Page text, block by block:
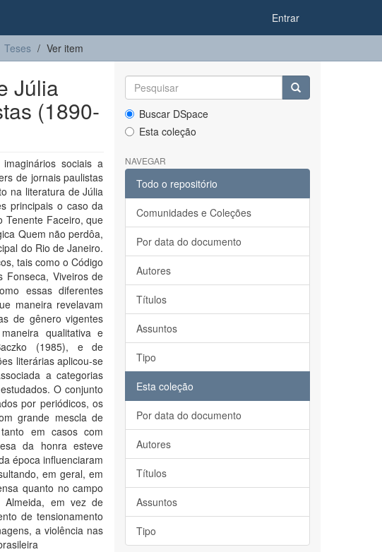
Entrar
Teses Ver item
Júlia
(1890-
sociais a
de jornais paulistas
na literatura de Júlia
principais o caso da
Tenente Faceiro, que
Quem não perdôa,
do Rio de Janeiro.
tais como o Código
Fonseca, Viveiros de
essas diferentes
maneira revelavam
de gênero vigentes
qualitativa e
(1985), e de
literárias aplicou-se
a categorias
O conjunto
por periódicos, os
grande mescla de
em casos com
da honra esteve
época influenciaram
em geral, em
quanto no campo
em vez de
de tensionamento
a violência nas
Buscar DSpace
Esta coleção
NAVEGAR
Todo o repositório
Comunidades e Coleções
Por data do documento
Autores
Títulos
Assuntos
Tipo
Esta coleção
Por data do documento
Autores
Títulos
Assuntos
Tipo